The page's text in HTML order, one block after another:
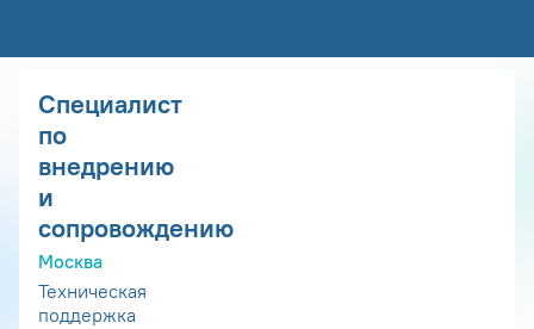
Специалист
по
внедрению
и
сопровождению
Москва
Техническая
поддержка